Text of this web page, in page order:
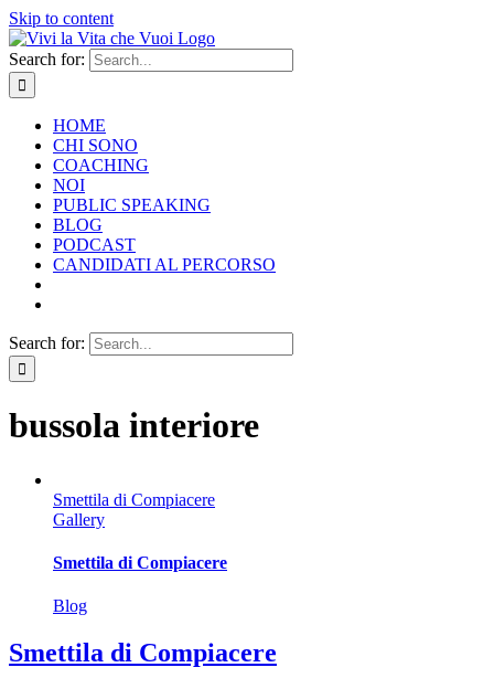
Skip to content
Search for:
HOME
CHI SONO
COACHING
NOI
PUBLIC SPEAKING
BLOG
PODCAST
CANDIDATI AL PERCORSO
Search for:
bussola interiore
Smettila di Compiacere
Gallery
Smettila di Compiacere
Blog
Smettila di Compiacere